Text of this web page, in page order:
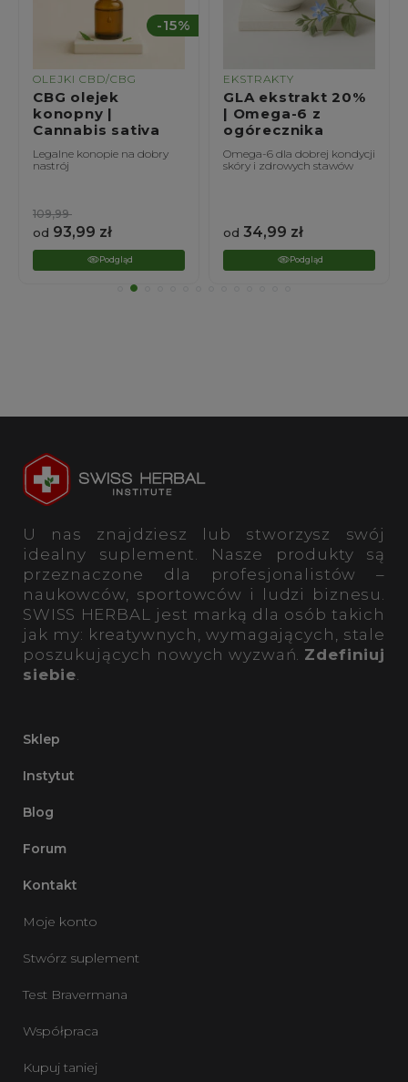
OLEJKI CBD/CBG
CBG olejek
konopny |
Cannabis sativa
Legalne konopie na dobry
nastrój
-15%
od 93,99 zł
109,99
Podgląd
EKSTRAKTY
GLA ekstrakt 20%
| Omega-6 z
ogórecznika
Omega-6 dla dobrej kondycji
skóry i zdrowych stawów
od 34,99 zł
Podgląd
U nas znajdziesz lub stworzysz swój
idealny suplement. Nasze produkty są
przeznaczone dla profesjonalistów –
naukowców, sportowców i ludzi biznesu.
SWISS HERBAL jest marką dla osób takich
jak my: kreatywnych, wymagających, stale
poszukujących nowych wyzwań. Zdefiniuj
siebie.
Sklep
Instytut
Blog
Forum
Kontakt
Moje konto
Stwórz suplement
Test Bravermana
Współpraca
Kupuj taniej